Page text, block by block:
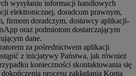
wysyłaniu informacji handlowych
elektronicznej, doradcom prawnym,
firmom doradczym, dostawcy aplikacji-
oraz podmiotom dostarczającym
dane.
za pośrednictwem aplikacji
z inicjatywy Państwa, jak również
konieczności skontaktowania się
procesu zakładania Konta